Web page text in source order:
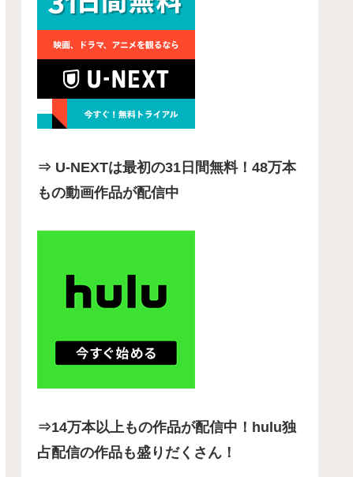
⇒ U-NEXTは最初の31日間無料！48万本
もの動画作品が配信中
⇒14万本以上もの作品が配信中！hulu独
占配信の作品も盛りだくさん！